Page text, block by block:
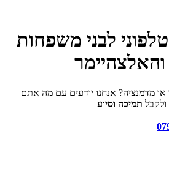
לבני משפחות
והאלצהיימר
מדמנציה? אנחנו יודעים עם מה אתם
ולקבל תמיכה וסיוע